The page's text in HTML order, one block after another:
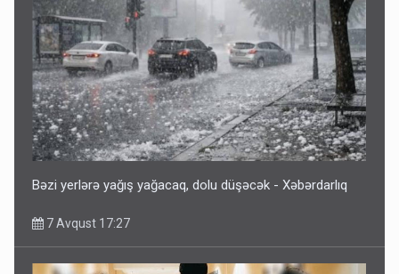
Bəzi yerlərə yağış yağacaq, dolu düşəcək - Xəbərdarlıq
7 Avqust 17:27